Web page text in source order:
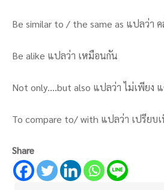
Be similar to / the same as แปลว่า
Be alike แปลว่า เหมือนกัน
Not only….but also แปลว่า ไม่เพียง
To compare to/ with แปลว่า เปรียบ
Share